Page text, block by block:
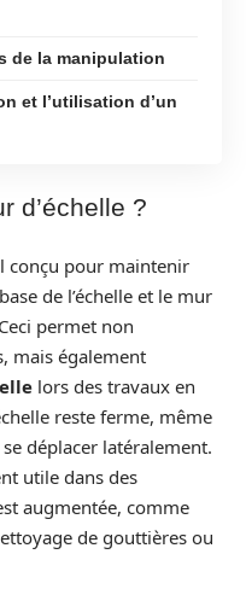
de la manipulation
et l’utilisation d’un
d’échelle ?
conçu pour maintenir
de l’échelle et le mur
permet non
mais également
lors des travaux en
reste ferme, même
déplacer latéralement.
utile dans des
augmentée, comme
de gouttières ou